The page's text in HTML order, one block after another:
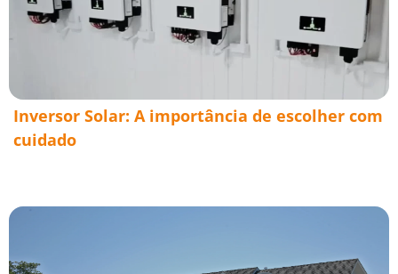
Inversor Solar: A importância de escolher com
cuidado